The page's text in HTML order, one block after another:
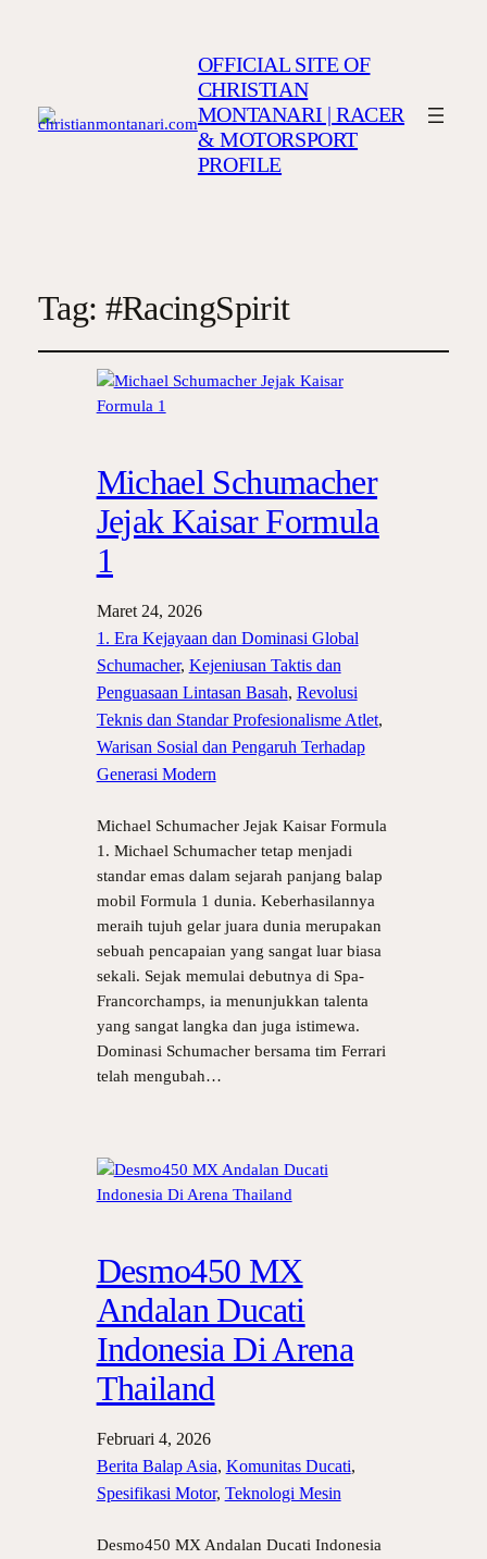
OFFICIAL SITE OF
CHRISTIAN
MONTANARI | RACER
& MOTORSPORT
PROFILE
Tag: #RacingSpirit
Michael Schumacher
Jejak Kaisar Formula
1
Maret 24, 2026
1. Era Kejayaan dan Dominasi Global
Schumacher, Kejeniusan Taktis dan
Penguasaan Lintasan Basah, Revolusi
Teknis dan Standar Profesionalisme Atlet
Warisan Sosial dan Pengaruh Terhadap
Generasi Modern
Michael Schumacher Jejak Kaisar Formula
1. Michael Schumacher tetap menjadi
standar emas dalam sejarah panjang balap
mobil Formula 1 dunia. Keberhasilannya
meraih tujuh gelar juara dunia merupakan
sebuah pencapaian yang sangat luar biasa
sekali. Sejak memulai debutnya di Spa-
Francorchamps, ia menunjukkan talenta
yang sangat langka dan juga istimewa.
Dominasi Schumacher bersama tim Ferrari
telah mengubah…
Desmo450 MX
Andalan Ducati
Indonesia Di Arena
Thailand
Februari 4, 2026
Berita Balap Asia, Komunitas Ducati
Spesifikasi Motor, Teknologi Mesin
Desmo450 MX Andalan Ducati Indonesia